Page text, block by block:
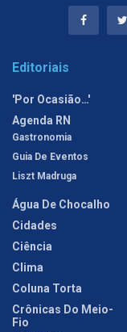
Editoriais
'Por Ocasião…'
Agenda RN
Gastronomia
Guia De Eventos
Liszt Madruga
Água De Chocalho
Cidades
Ciência
Clima
Coluna Torta
Crônicas Do Meio-
Fio